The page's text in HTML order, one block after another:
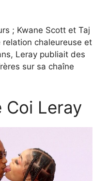
; Kwane Scott et Taj
chaleureuse et
Leray publiait des
sur sa chaîne
Coi Leray